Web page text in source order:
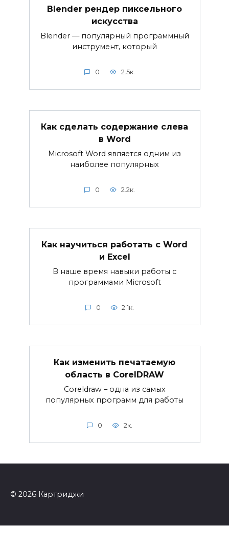
Blender рендер пиксельного
искусства
Blender — популярный программный
инструмент, который
0 2.5к.
Как сделать содержание слева
в Word
Microsoft Word является одним из
наиболее популярных
0 2.2к.
Как научиться работать с Word
и Excel
В наше время навыки работы с
программами Microsoft
0 2.1к.
Как изменить печатаемую
область в CorelDRAW
Coreldraw – одна из самых
популярных программ для работы
0 2к.
© 2026 Картриджи